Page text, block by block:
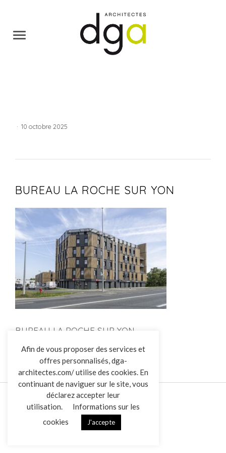
L’AGENCE
RÉALISATIONS
ACTUALITÉS
CONTACT
· 10 octobre 2025
BUREAU LA ROCHE SUR YON
BUREAU LA ROCHE SUR YON
Afin de vous proposer des services et
offres personnalisés, dga-
architectes.com/ utilise des cookies. En
continuant de naviguer sur le site, vous
déclarez accepter leur
utilisation.
Informations sur les
cookies
J'accepte